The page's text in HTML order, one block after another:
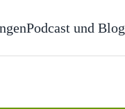
Podcast und Blog